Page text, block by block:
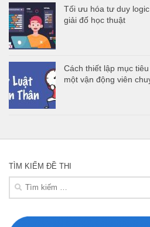
Tối ưu hóa tư duy
giải đố học thuật
Cách thiết lập mục
một vận động viên
TÌM KIẾM ĐỀ THI
Tìm